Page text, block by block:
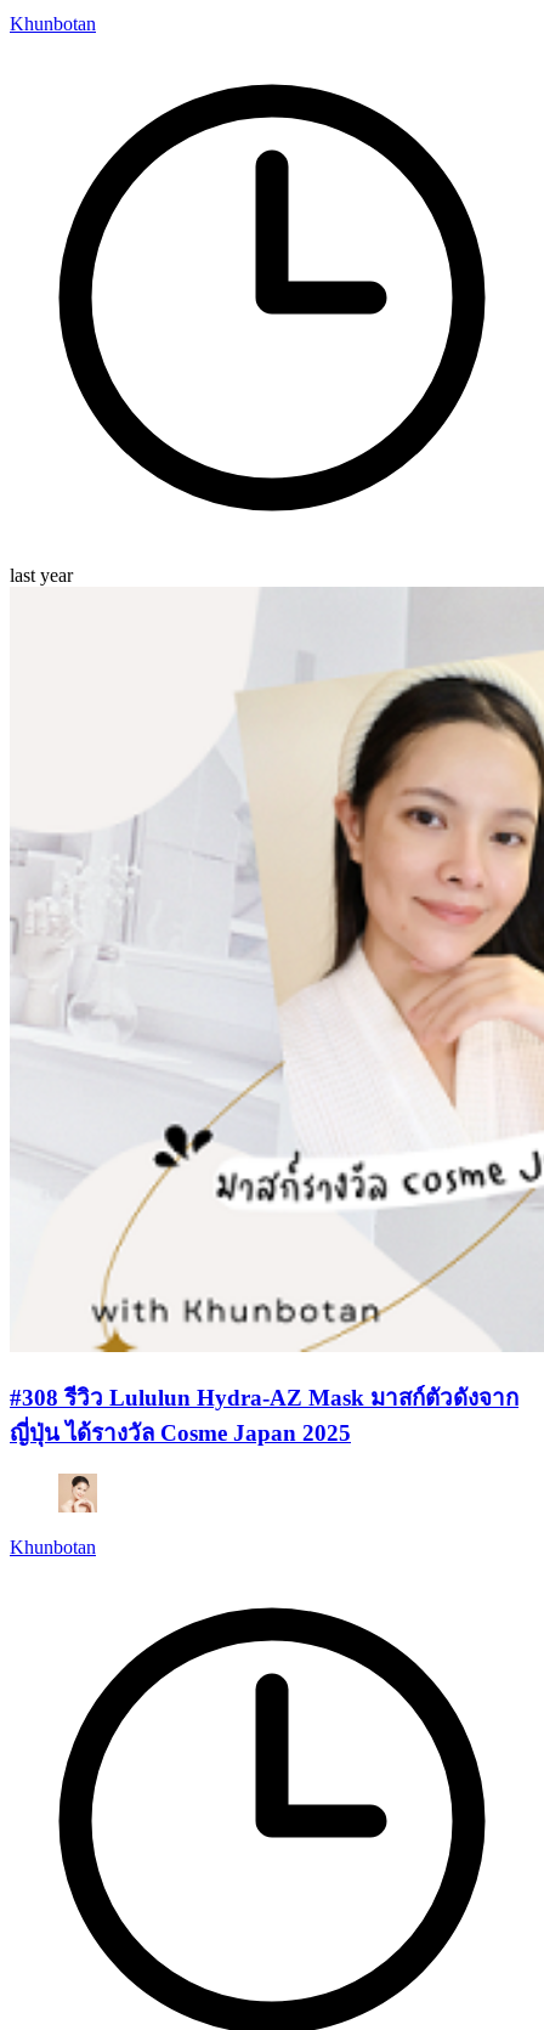
Khunbotan
last year
#308 รีวิว Lululun Hydra-AZ Mask มาสก์ตัวดังจาก
ญี่ปุ่น ได้รางวัล Cosme Japan 2025
Khunbotan